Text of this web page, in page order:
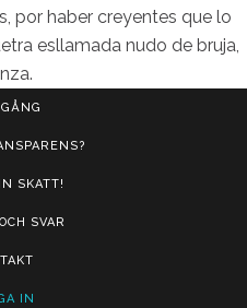
por haber creyentes que lo
esllamada nudo de bruja,
SKATT!
SVAR
IN